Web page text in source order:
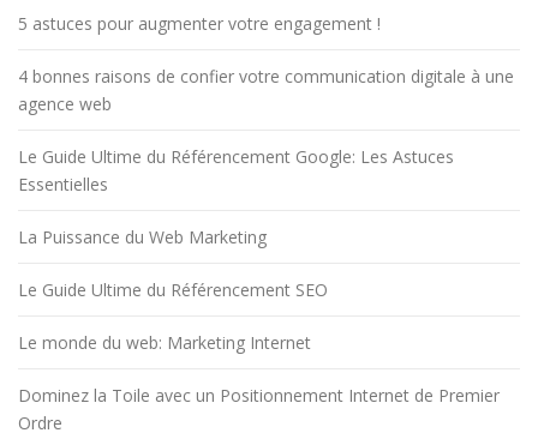
5 astuces pour augmenter votre engagement !
4 bonnes raisons de confier votre communication digitale à une
agence web
Le Guide Ultime du Référencement Google: Les Astuces
Essentielles
La Puissance du Web Marketing
Le Guide Ultime du Référencement SEO
Le monde du web: Marketing Internet
Dominez la Toile avec un Positionnement Internet de Premier
Ordre